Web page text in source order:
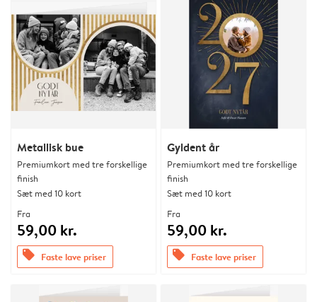
Metallisk bue
Premiumkort med tre forskellige
finish
Sæt med 10 kort
Fra
59,00 kr.
offers Faste lave priser
Gyldent år
Premiumkort med tre forskellige
finish
Sæt med 10 kort
Fra
59,00 kr.
offers Faste lave priser